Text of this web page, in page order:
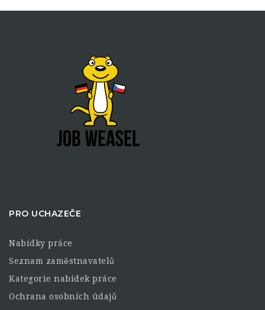
PRO UCHAZEČE
Nabídky práce
Seznam zaměstnavatelů
Kategorie nabídek práce
Ochrana osobních údajů